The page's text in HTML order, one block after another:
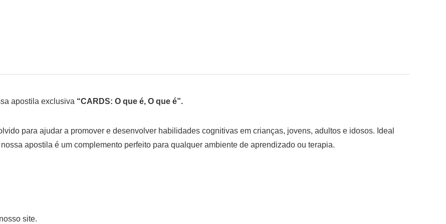
apostila exclusiva “CARDS: O que é, O que é”.
para ajudar a promover e desenvolver habilidades cognitivas em crianças, jovens, adultos e idosos. Ideal
apostila é um complemento perfeito para qualquer ambiente de aprendizado ou terapia.
site.